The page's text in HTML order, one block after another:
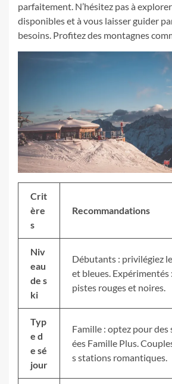
parfaitement. N’hésitez pas à
disponibles et à vous laisser guider
besoins. Profitez des montagnes
Crit
ère
s
Recommandations
Niv
eau
de s
ki
Débutants : privilégiez
et bleues. Expérimentés
pistes rouges et noires.
Typ
e d
e sé
jour
Famille : optez pour
ées Famille Plus.
s stations romantiques.